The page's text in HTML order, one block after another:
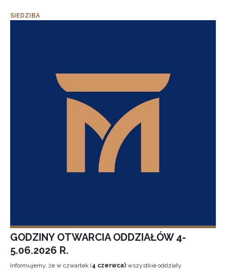
SIEDZIBA
GODZINY OTWARCIA ODDZIAŁÓW 4-
5.06.2026 R.
Informujemy, że w czwartek (4 czerwca) wszystkie oddziały